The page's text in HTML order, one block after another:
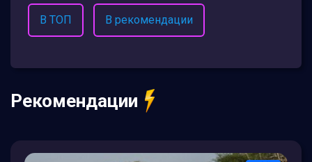
В ТОП В рекомендации
Рекомендации